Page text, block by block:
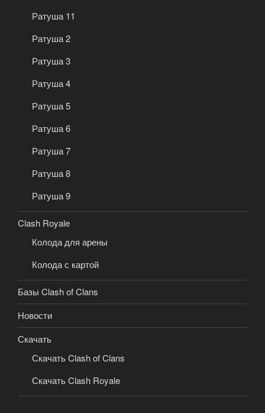
Ратуша 11
Ратуша 2
Ратуша 3
Ратуша 4
Ратуша 5
Ратуша 6
Ратуша 7
Ратуша 8
Ратуша 9
Clash Royale
Колода для арены
Колода с картой
Базы Clash of Clans
Новости
Скачать
Скачать Clash of Clans
Скачать Clash Royale